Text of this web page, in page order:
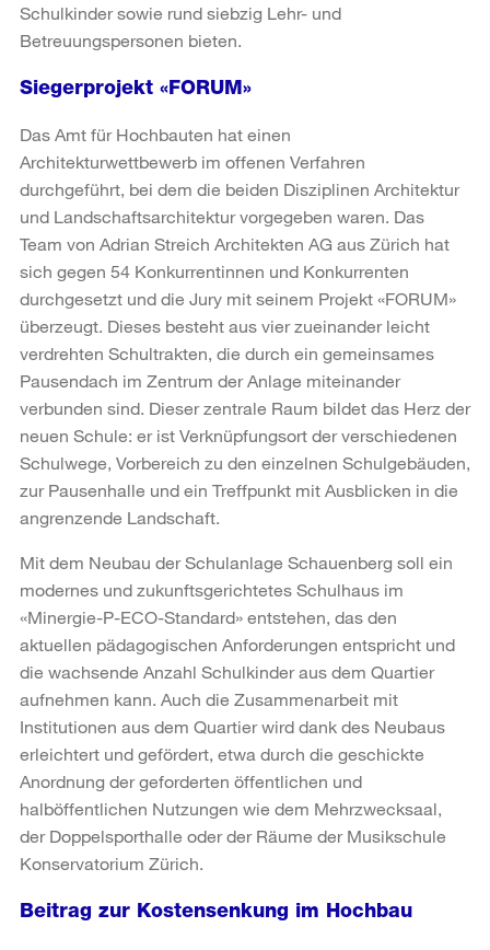
Schulkinder sowie rund siebzig Lehr- und
Betreuungspersonen bieten.
Siegerprojekt «FORUM»
Das Amt für Hochbauten hat einen
Architekturwettbewerb im offenen Verfahren
durchgeführt, bei dem die beiden Disziplinen Architektur
und Landschaftsarchitektur vorgegeben waren. Das
Team von Adrian Streich Architekten AG aus Zürich hat
sich gegen 54 Konkurrentinnen und Konkurrenten
durchgesetzt und die Jury mit seinem Projekt «FORUM»
überzeugt. Dieses besteht aus vier zueinander leicht
verdrehten Schultrakten, die durch ein gemeinsames
Pausendach im Zentrum der Anlage miteinander
verbunden sind. Dieser zentrale Raum bildet das Herz der
neuen Schule: er ist Verknüpfungsort der verschiedenen
Schulwege, Vorbereich zu den einzelnen Schulgebäuden,
zur Pausenhalle und ein Treffpunkt mit Ausblicken in die
angrenzende Landschaft.
Mit dem Neubau der Schulanlage Schauenberg soll ein
modernes und zukunftsgerichtetes Schulhaus im
«Minergie-P-ECO-Standard» entstehen, das den
aktuellen pädagogischen Anforderungen entspricht und
die wachsende Anzahl Schulkinder aus dem Quartier
aufnehmen kann. Auch die Zusammenarbeit mit
Institutionen aus dem Quartier wird dank des Neubaus
erleichtert und gefördert, etwa durch die geschickte
Anordnung der geforderten öffentlichen und
halböffentlichen Nutzungen wie dem Mehrzwecksaal,
der Doppelsporthalle oder der Räume der Musikschule
Konservatorium Zürich.
Beitrag zur Kostensenkung im Hochbau